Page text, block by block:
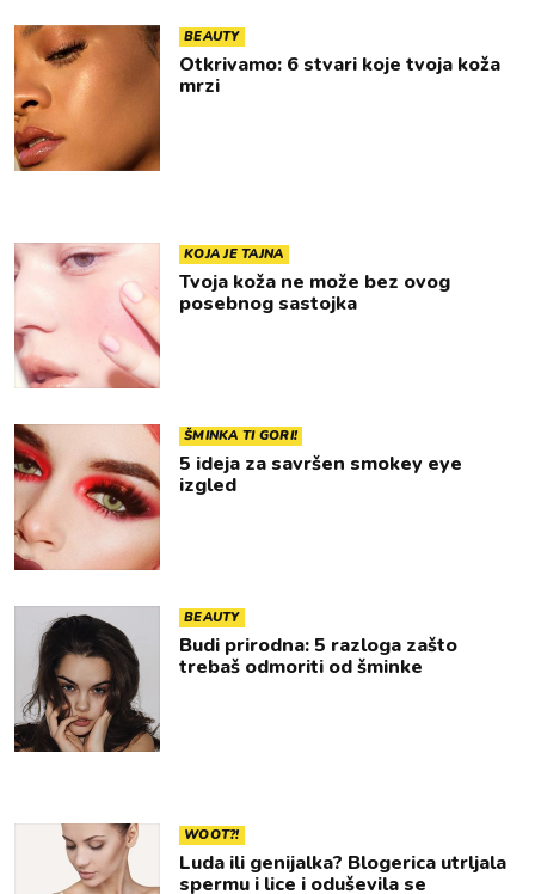
BEAUTY
Otkrivamo: 6 stvari koje tvoja koža
mrzi
KOJA JE TAJNA
Tvoja koža ne može bez ovog
posebnog sastojka
ŠMINKA TI GORI!
5 ideja za savršen smokey eye
izgled
BEAUTY
Budi prirodna: 5 razloga zašto
trebaš odmoriti od šminke
WOOT?!
Luda ili genijalka? Blogerica utrljala
spermu i lice i oduševila se